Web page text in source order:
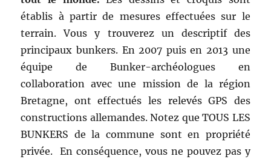
établis à partir de mesures effectuées sur le
terrain. Vous y trouverez un descriptif des
principaux bunkers. En 2007 puis en 2013 une
équipe de Bunker-archéologues en
collaboration avec une mission de la région
Bretagne, ont effectués les relevés GPS des
constructions allemandes. Notez que TOUS LES
BUNKERS de la commune sont en propriété
privée. En conséquence, vous ne pouvez pas y